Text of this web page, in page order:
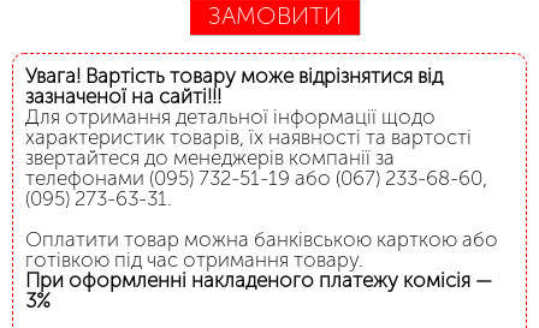
ЗАМОВИТИ
Увага! Вартість товару може відрізнятися від
зазначеної на сайті!!!
Для отримання детальної інформації щодо
характеристик товарів, їх наявності та вартості
звертайтеся до менеджерів компанії за
телефонами (095) 732-51-19 або (067) 233-68-60,
(095) 273-63-31.
Оплатити товар можна банківською карткою або
готівкою під час отримання товару.
При оформленні накладеного платежу комісія —
3%